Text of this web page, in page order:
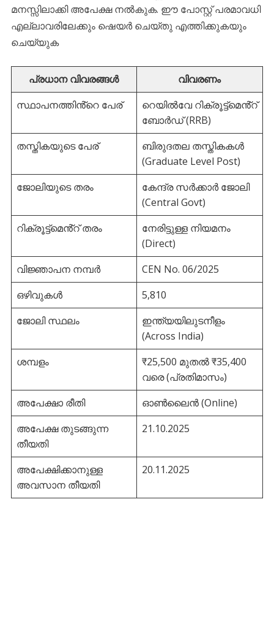
മനസ്സിലാക്കി അപേക്ഷ നൽകുക. ഈ പോസ്റ്റ് പരമാവധി
എല്ലാവരിലേക്കും ഷെയർ ചെയ്തു എത്തിക്കുകയും
ചെയ്യുക
പ്രധാന വിവരങ്ങൾ
വിവരണം
സ്ഥാപനത്തിൻ്റെ പേര്
റെയിൽവേ റിക്രൂട്ട്‌മെൻ്റ്
ബോർഡ് (RRB)
തസ്തികയുടെ പേര്
ബിരുദതല തസ്തികകൾ
(Graduate Level Post)
ജോലിയുടെ തരം
കേന്ദ്ര സർക്കാർ ജോലി
(Central Govt)
റിക്രൂട്ട്മെൻ്റ് തരം
നേരിട്ടുള്ള നിയമനം
(Direct)
വിജ്ഞാപന നമ്പർ
CEN No. 06/2025
ഒഴിവുകൾ
5,810
ജോലി സ്ഥലം
ഇന്ത്യയിലുടനീളം
(Across India)
ശമ്പളം
₹25,500 മുതൽ ₹35,400
വരെ (പ്രതിമാസം)
അപേക്ഷാ രീതി
ഓൺലൈൻ (Online)
അപേക്ഷ തുടങ്ങുന്ന
തീയതി
21.10.2025
അപേക്ഷിക്കാനുള്ള
അവസാന തീയതി
20.11.2025